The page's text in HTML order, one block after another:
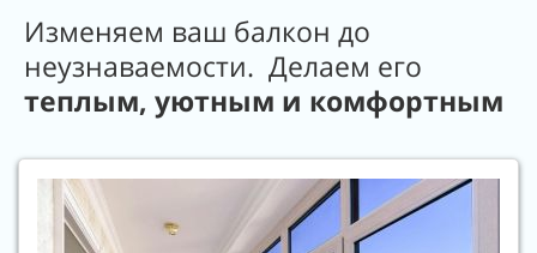
Изменяем ваш балкон до
неузнаваемости. Делаем его
теплым, уютным и комфортным